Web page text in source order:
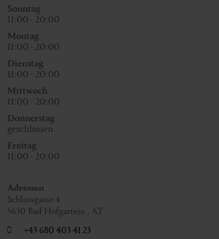
Sonntag
11:00 - 20:00
Montag
11:00 - 20:00
Dienstag
11:00 - 20:00
Mittwoch
11:00 - 20:00
Donnerstag
geschlossen
Freitag
11:00 - 20:00
Adressen
Schlossgasse 4
5630 Bad Hofgastein , AT
+43 680 403 41 23